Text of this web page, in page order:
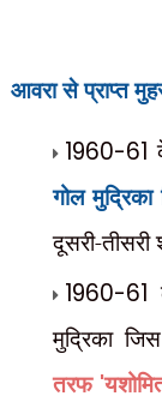
आवरा से प्राप्त
1960-61
गोल
दूसरी-तीसरी
1960-61
मुद्रिका
तरफ '